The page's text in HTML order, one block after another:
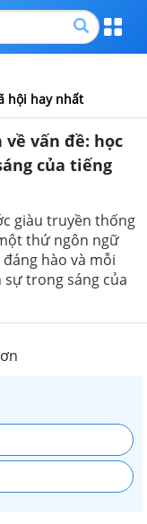
hội hay nhất
vấn đề: học
của tiếng
giàu truyền thống
thứ ngôn ngữ
hào và mỗi
trong sáng của